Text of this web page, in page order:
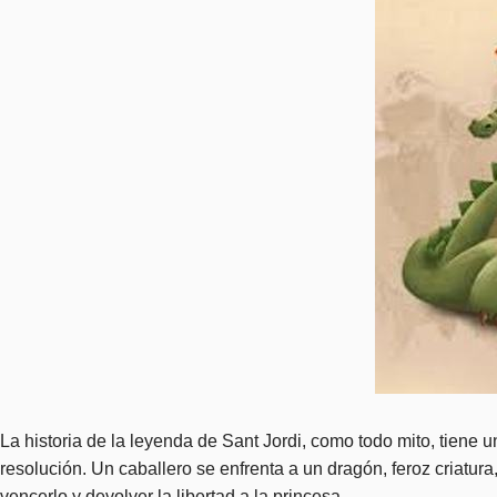
La historia de la leyenda de Sant Jordi, como todo mito, tiene
resolución. Un caballero se enfrenta a un dragón, feroz